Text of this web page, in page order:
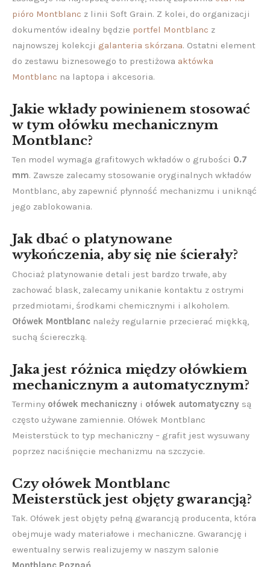
pióro Montblanc z linii Soft Grain. Z kolei, do organizacji
dokumentów idealny będzie portfel Montblanc z
najnowszej kolekcji galanteria skórzana. Ostatni element
do zestawu biznesowego to prestiżowa aktówka
Montblanc na laptopa i akcesoria.
Jakie wkłady powinienem stosować
w tym ołówku mechanicznym
Montblanc?
Ten model wymaga grafitowych wkładów o grubości 0.7
mm. Zawsze zalecamy stosowanie oryginalnych wkładów
Montblanc, aby zapewnić płynność mechanizmu i uniknąć
jego zablokowania.
Jak dbać o platynowane
wykończenia, aby się nie ścierały?
Chociaż platynowanie detali jest bardzo trwałe, aby
zachować blask, zalecamy unikanie kontaktu z ostrymi
przedmiotami, środkami chemicznymi i alkoholem.
Ołówek Montblanc należy regularnie przecierać miękką,
suchą ściereczką.
Jaka jest różnica między ołówkiem
mechanicznym a automatycznym?
Terminy ołówek mechaniczny i ołówek automatyczny są
często używane zamiennie. Ołówek Montblanc
Meisterstück to typ mechaniczny – grafit jest wysuwany
poprzez naciśnięcie mechanizmu na szczycie.
Czy ołówek Montblanc
Meisterstück jest objęty gwarancją?
Tak. Ołówek jest objęty pełną gwarancją producenta, która
obejmuje wady materiałowe i mechaniczne. Gwarancję i
ewentualny serwis realizujemy w naszym salonie